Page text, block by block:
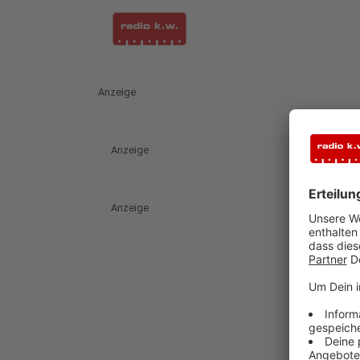
Anzeige
Anzeige
Anzeige